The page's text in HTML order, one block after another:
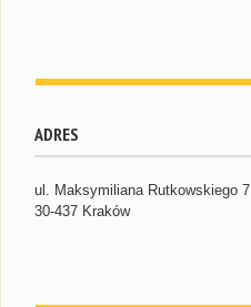
ADRES
ul. Maksymiliana Rutkowskiego 7
30-437 Kraków